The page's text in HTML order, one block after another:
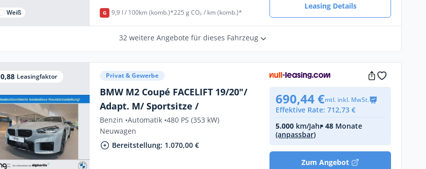
Weiß G 9,9 l / 100km (komb.)*225 g CO₂ / km (komb.)*
Leasing Details
32 weitere Angebote für dieses Fahrzeug
0,88 Leasingfaktor Privat & Gewerbe
BMW M2 Coupé FACELIFT 19/20"/
Adapt. M/ Sportsitze /
Benzin •Automatik •480 PS (353 kW)
Neuwagen
Bereitstellung: 1.070,00 €
690,44 €mtl. inkl. MwSt.
Effektive Rate: 712,73 €
5.000 km/Jahr• 48 Monate
(anpassbar)
Zum Angebot